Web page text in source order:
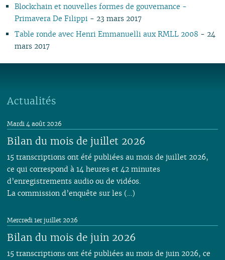
02
01
02
02
Blockchain et nouvelles formes de gouvernance -
Primavera De Filippi- 23 mars 2017
Table ronde avec Henri Emmanuelli aux RMLL 2008 - 24
mars 2017
Actualités
Bilan du mois de juillet 2026
Mardi 4 août 2026
15 transcriptions ont été publiées au mois de juillet 2026,
ce qui correspond à 14 heures et 42 minutes
d’enregistrements audio ou de vidéos.
La commission d’enquête sur les (…)
Bilan du mois de juin 2026
Mercredi 1er juillet 2026
15 transcriptions ont été publiées au mois de juin 2026, ce